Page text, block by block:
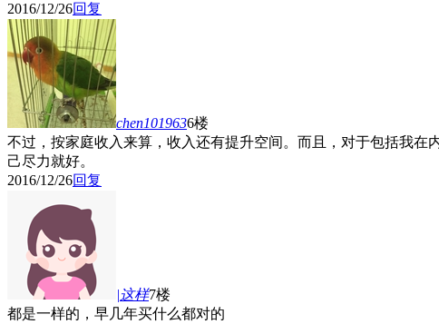
2016/12/26回复
chen1019636楼
不过，按家庭收入来算，收入还有提升空间。而且，对于包括我
己尽力就好。
2016/12/26回复
|这样7楼
都是一样的，早几年买什么都对的